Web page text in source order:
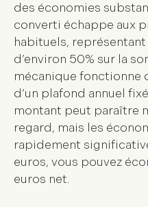
des économies
converti échappe aux
habituels,
d’environ 50% sur la
mécanique fonctionne
d’un plafond annuel
montant peut paraître
regard, mais les
rapidement
euros, vous pouvez
euros net.